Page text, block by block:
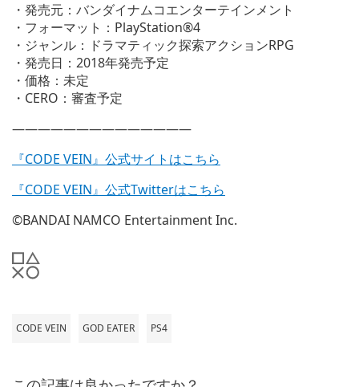
・発売元：バンダイナムコエンターテインメント
・フォーマット：PlayStation®4
・ジャンル：ドラマティック探索アクションRPG
・発売日：2018年発売予定
・価格：未定
・CERO：審査予定
——————————————
『CODE VEIN』公式サイトはこちら
『CODE VEIN』公式Twitterはこちら
©BANDAI NAMCO Entertainment Inc.
CODE VEIN GOD EATER PS4